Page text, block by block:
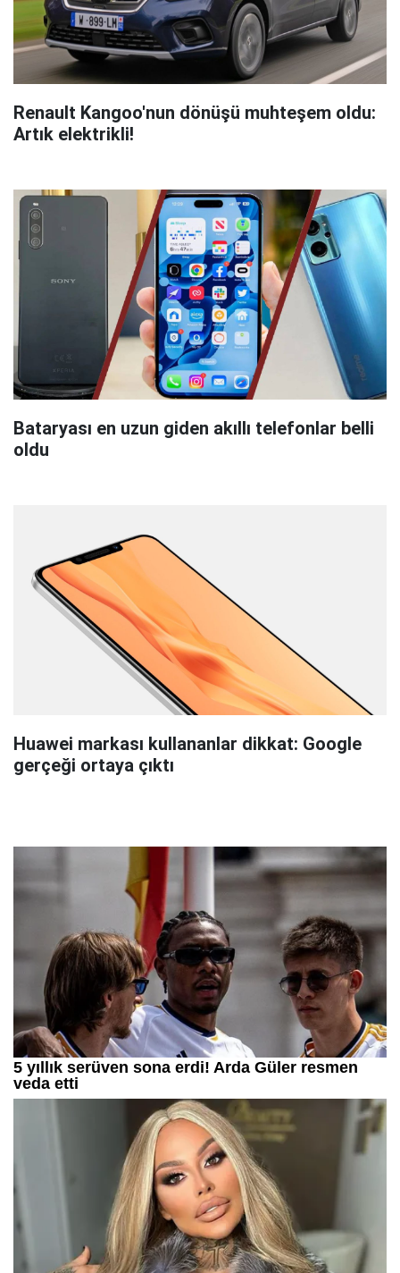
Renault Kangoo'nun dönüşü muhteşem oldu:
Artık elektrikli!
Bataryası en uzun giden akıllı telefonlar belli
oldu
Huawei markası kullananlar dikkat: Google
gerçeği ortaya çıktı